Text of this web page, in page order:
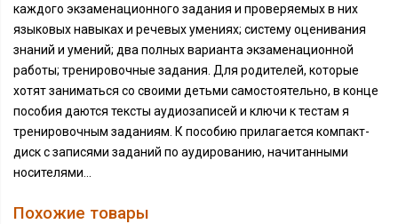
каждого экзаменационного задания и проверяемых в них
языковых навыках и речевых умениях; систему оценивания
знаний и умений; два полных варианта экзаменационной
работы; тренировочные задания. Для родителей, которые
хотят заниматься со своими детьми самостоятельно, в конце
пособия даются тексты аудиозаписей и ключи к тестам я
тренировочным заданиям. К пособию прилагается компакт-
диск с записями заданий по аудированию, начитанными
носителями...
Похожие товары